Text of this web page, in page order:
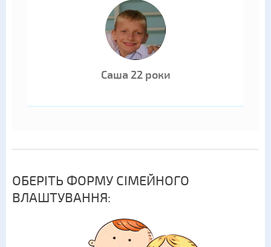
Саша 22 роки
ОБЕРІТЬ ФОРМУ СІМЕЙНОГО
ВЛАШТУВАННЯ: